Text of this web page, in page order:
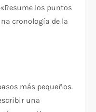
los puntos
cronología de la
más pequeños.
una